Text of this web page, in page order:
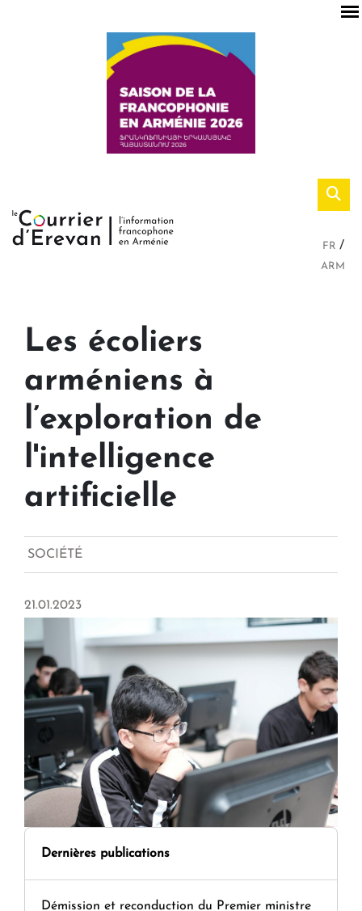
FR
ARM
Les écoliers
arméniens à
l’exploration de
l'intelligence
artificielle
SOCIÉTÉ
21.01.2023
Dernières publications
Démission et reconduction du Premier ministre